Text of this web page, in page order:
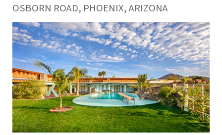
OSBORN ROAD, PHOENIX, ARIZONA